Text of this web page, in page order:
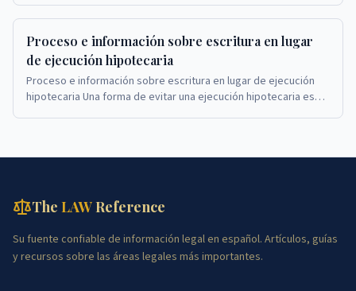
Proceso e información sobre escritura en lugar
de ejecución hipotecaria
Proceso e información sobre escritura en lugar de ejecución
hipotecaria Una forma de evitar una ejecución hipotecaria es
The LAWReference
Su fuente confiable de información legal en español. Artículos, guías
y recursos sobre las áreas legales más importantes.